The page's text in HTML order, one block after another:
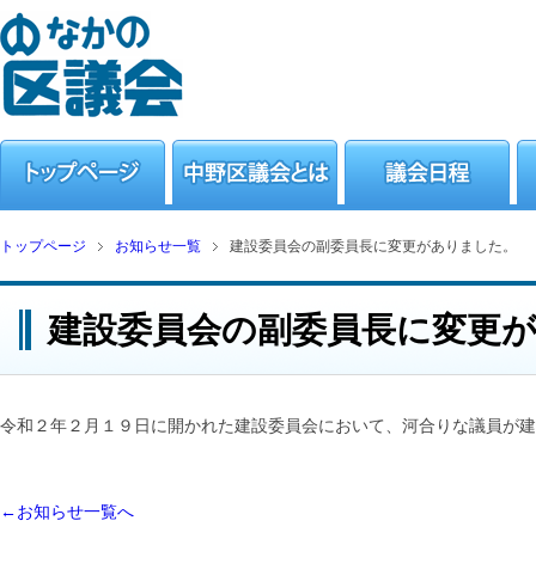
トップページ お知らせ一覧 建設委員会の副委員長に変更がありました。
建設委員会の副委員長に変更
令和２年２月１９日に開かれた建設委員会において、河合りな議員が
←お知らせ一覧へ